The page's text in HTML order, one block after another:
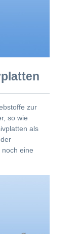
zur
so wie
als
eine